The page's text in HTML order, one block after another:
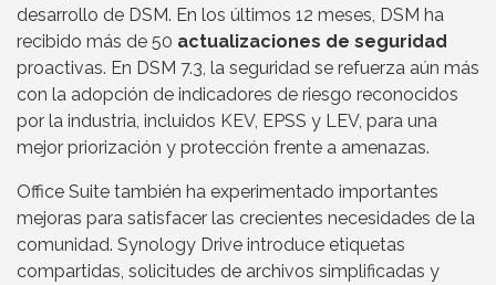
desarrollo de DSM. En los últimos 12 meses, DSM ha
recibido más de 50 actualizaciones de seguridad
proactivas. En DSM 7.3, la seguridad se refuerza aún más
con la adopción de indicadores de riesgo reconocidos
por la industria, incluidos KEV, EPSS y LEV, para una
mejor priorización y protección frente a amenazas.
Office Suite también ha experimentado importantes
mejoras para satisfacer las crecientes necesidades de la
comunidad. Synology Drive introduce etiquetas
compartidas, solicitudes de archivos simplificadas y